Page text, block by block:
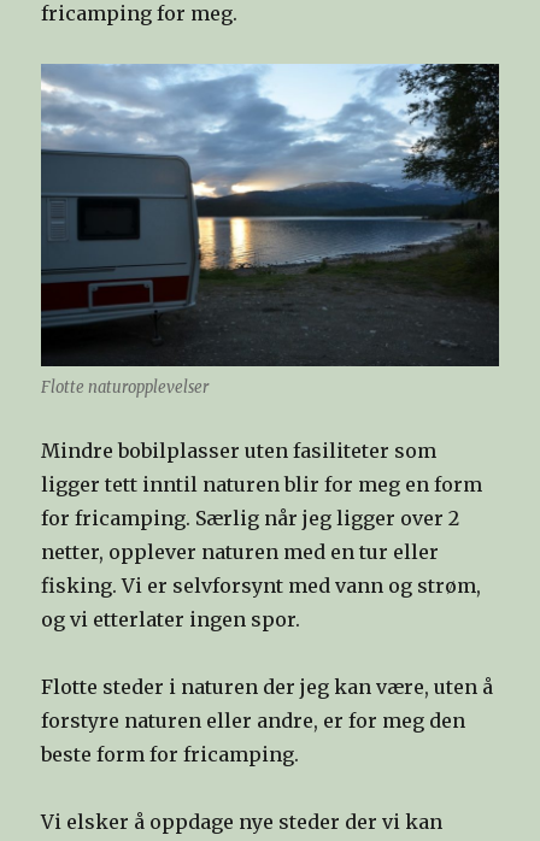
fricamping for meg.
Flotte naturopplevelser
Mindre bobilplasser uten fasiliteter som
ligger tett inntil naturen blir for meg en form
for fricamping. Særlig når jeg ligger over 2
netter, opplever naturen med en tur eller
fisking. Vi er selvforsynt med vann og strøm,
og vi etterlater ingen spor.
Flotte steder i naturen der jeg kan være, uten å
forstyre naturen eller andre, er for meg den
beste form for fricamping.
Vi elsker å oppdage nye steder der vi kan